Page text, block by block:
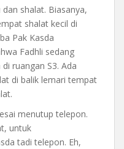
shalat. Biasanya,
shalat kecil di
Pak Kasda
Fadhli sedang
ruangan S3. Ada
di balik lemari tempat
menutup telepon.
untuk
tadi telepon. Eh,